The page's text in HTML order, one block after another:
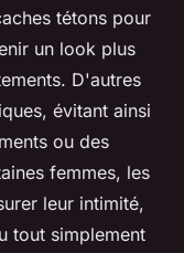
tétons pour
un look plus
D'autres
évitant ainsi
ou des
femmes, les
leur intimité,
tout simplement